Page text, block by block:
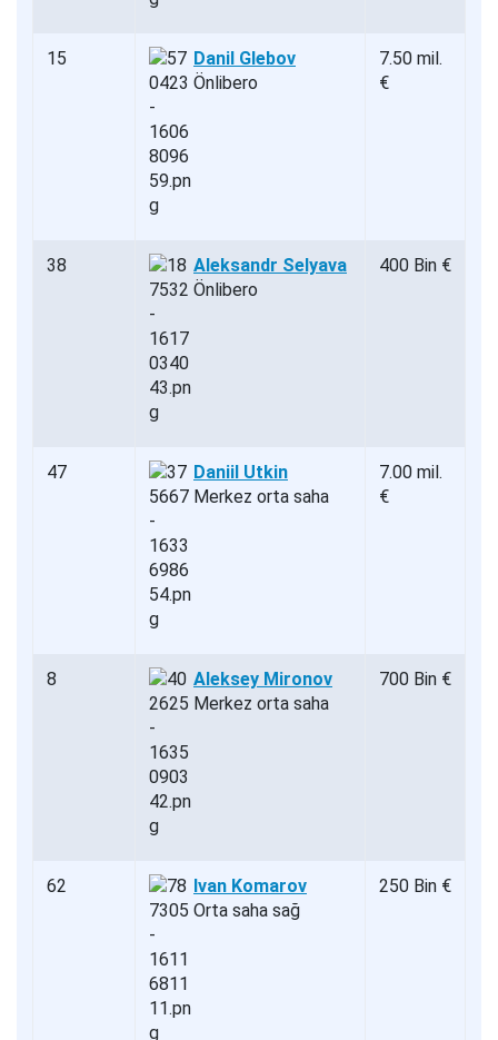
15
Danil Glebov
Önlibero
7.50 mil.
€
38
Aleksandr Selyava
Önlibero
400 Bin €
47
Daniil Utkin
Merkez orta saha
7.00 mil.
€
8
Aleksey Mironov
Merkez orta saha
700 Bin €
62
Ivan Komarov
Orta saha sağ
250 Bin €